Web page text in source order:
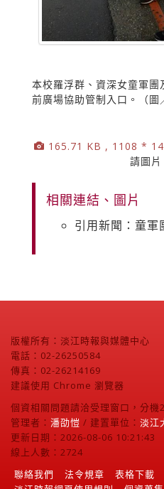
本校羅浮群、資深女童軍
前廣場協助管制入口。（圖
165.71 KB , 1108 *
請圖片
相關連結、圖片
引用新聞：童軍
版權所有：淡江時報與媒體中心
電話：02-26250584
傳真：02-26214169
建議使用 Chrome 瀏覽器
個資相關問題請洽受理窗口，分機
管理者： 潘劭愷 / 建置單位： 淡江
更新日期：2026-08-06 10:21:43
線上人數：2724
聯絡我們
法令規章 表格下載